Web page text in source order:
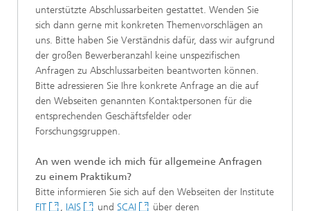
unterstützte Abschlussarbeiten gestattet. Wenden Sie
sich dann gerne mit konkreten Themenvorschlägen an
uns. Bitte haben Sie Verständnis dafür, dass wir aufgrund
der großen Bewerberanzahl keine unspezifischen
Anfragen zu Abschlussarbeiten beantworten können.
Bitte adressieren Sie Ihre konkrete Anfrage an die auf
den Webseiten genannten Kontaktpersonen für die
entsprechenden Geschäftsfelder oder
Forschungsgruppen.
An wen wende ich mich für allgemeine Anfragen
zu einem Praktikum?
Bitte informieren Sie sich auf den Webseiten der Institute
FIT
, IAIS und SCAI
über deren